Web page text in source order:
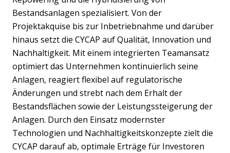
Bestandsanlagen spezialisiert. Von der
Projektakquise bis zur Inbetriebnahme und darüber
hinaus setzt die CYCAP auf Qualität, Innovation und
Nachhaltigkeit. Mit einem integrierten Teamansatz
optimiert das Unternehmen kontinuierlich seine
Anlagen, reagiert flexibel auf regulatorische
Änderungen und strebt nach dem Erhalt der
Bestandsflächen sowie der Leistungssteigerung der
Anlagen. Durch den Einsatz modernster
Technologien und Nachhaltigkeitskonzepte zielt die
CYCAP darauf ab, optimale Erträge für Investoren